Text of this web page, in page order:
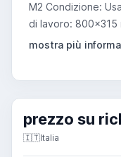
M2 Condizione:
di lavoro: 800x315
prezzo su
🇮🇹Italia